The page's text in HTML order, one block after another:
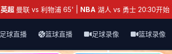
英超曼联 vs 利物浦 65' | NBA 湖人 vs 勇士 20:30开始 |
足球直播 篮球直播 足球录像 篮球录像